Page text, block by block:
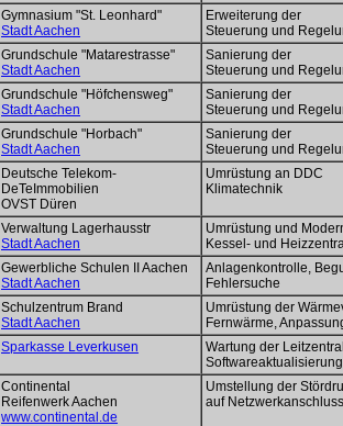
Gymnasium "St. Leonhard"
Stadt Aachen
Erweiterung der
Steuerung und
Grundschule "Matarestrasse"
Stadt Aachen
Sanierung der
Steuerung und
Grundschule "Höfchensweg"
Stadt Aachen
Sanierung der
Steuerung und
Grundschule "Horbach"
Stadt Aachen
Sanierung der
Steuerung und
Deutsche Telekom-
DeTeImmobilien
OVST Düren
Umrüstung an DDC
Klimatechnik
Verwaltung Lagerhausstr
Stadt Aachen
Umrüstung und
Kessel- und
Gewerbliche Schulen II Aachen
Stadt Aachen
Anlagenkontrolle,
Fehlersuche
Schulzentrum Brand
Stadt Aachen
Umrüstung der
Fernwärme,
Sparkasse Leverkusen
Wartung der
Softwareaktualisierung
Continental
Reifenwerk Aachen
www.continental.de
Umstellung der
auf Netzwerkanschluss